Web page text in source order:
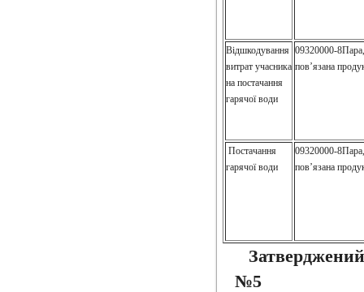
Відшкодування
витрат учасника
на постачання
гарячої води
09320000-
пов’язана
Постачання
гарячої води
09320000-
пов’язана
№5